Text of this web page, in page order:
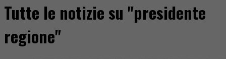
Tutte le notizie su "presidente
regione"